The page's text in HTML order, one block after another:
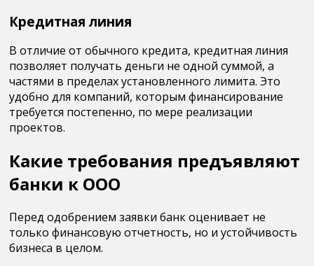
Кредитная линия
В отличие от обычного кредита, кредитная линия
позволяет получать деньги не одной суммой, а
частями в пределах установленного лимита. Это
удобно для компаний, которым финансирование
требуется постепенно, по мере реализации
проектов.
Какие требования предъявляют
банки к ООО
Перед одобрением заявки банк оценивает не
только финансовую отчетность, но и устойчивость
бизнеса в целом.